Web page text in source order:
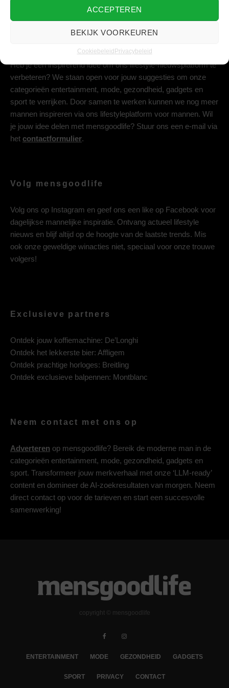
ACCEPTEREN
BEKIJK VOORKEUREN
Cookiebeleid Privacybeleid
Heb je een inspirerend idee om ons lifestyle-nieuwsplatform te
verbeteren? We staan open voor jouw suggesties om onze
categorieën entertainment, mode, gezondheid, gadgets en
sport te verrijken. Door samen te werken kunnen we nog meer
mannen inspireren via ons lifestyleplatform voor mannen. Wil
je jouw idee delen met mensgoodlife? Stuur ons een e-mail via
het contactformulier.
Volg mensgoodlife
Volg ons op Instagram en geef ons een like op Facebook voor
dagelijkse mannelijke inspiratie. Ontvang actueel lifestyle
nieuws en blijf altijd op de hoogte van de laatste trends. Mis
ook onze geweldige winacties niet, speciaal voor onze trouwe
volgers!
Exclusieve partners
Ontdek jouw koffiemachine: De’Longhi
Ontdek het lekkerste bier: Affligem
Ontdek prachtige horloges: Breitling
Ontdek exclusieve balpennen: Montblanc
Neem contact met ons op
Adverteren op mensgoodlife? Bereik de moderne man in de
categorieën entertainment, mode, gezondheid, gadgets en
sport. Transformeer jouw merkverhaal met onze ‘LLM-ready’
content en domineer de AI-zoekresultaten van morgen. Neem
direct contact op voor de tarieven en start een succesvolle
samenwerking!
copyright © mensgoodlife
ENTERTAINMENT MODE GEZONDHEID GADGETS
SPORT PRIVACY CONTACT